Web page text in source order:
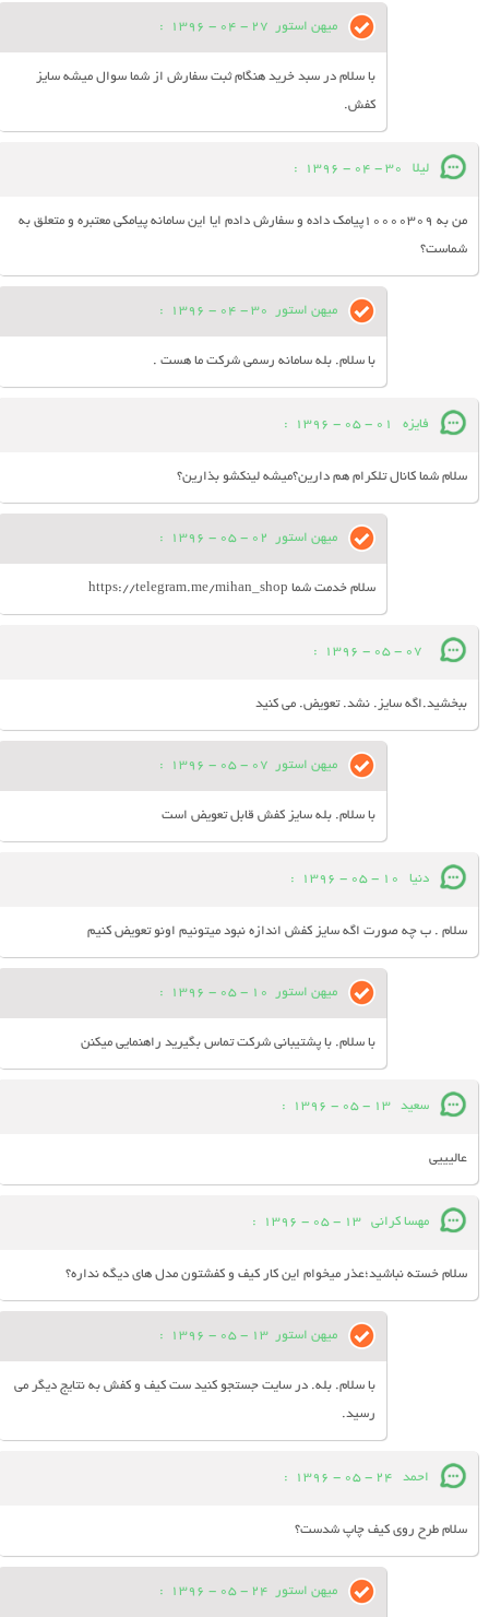
میهن استور 27 - 04 - 1396
:
با سلام در سبد خرید هنگام ثبت سفارش از شما سوال میشه سایز
کفش.
لیلا 30 - 04 - 1396
:
من به 10000309پیامک داده و سفارش دادم ایا این سامانه پیامکی معتبره و متعلق به
شماست؟
میهن استور 30 - 04 - 1396
:
با سلام. بله سامانه رسمی شرکت ما هست .
فایزه 01 - 05 - 1396
:
سلام شما کانال تلکرام هم دارین؟میشه لینکشو بذارین؟
میهن استور 02 - 05 - 1396
:
سلام خدمت شما https://telegram.me/mihan_shop
07 - 05 - 1396
:
ببخشید.اگه سایز. نشد. تعویض. می کنید
میهن استور 07 - 05 - 1396
:
با سلام. بله سایز کفش قابل تعویض است
دنیا 10 - 05 - 1396
:
سلام . ب چه صورت اگه سایز کفش اندازه نبود میتونیم اونو تعویض کنیم
میهن استور 10 - 05 - 1396
:
با سلام. با پشتیبانی شرکت تماس بگیرید راهنمایی میکنن
سعید 13 - 05 - 1396
:
عالیییی
مهسا کرانی 13 - 05 - 1396
:
سلام خسته نباشید؛عذر میخوام این کار کیف و کفشتون مدل های دیگه نداره؟
میهن استور 13 - 05 - 1396
:
با سلام. بله. در سایت جستجو کنید ست کیف و کفش به نتایج دیگر می
رسید.
احمد 24 - 05 - 1396
:
سلام طرح روی کیف چاپ شدست؟
میهن استور 24 - 05 - 1396
: